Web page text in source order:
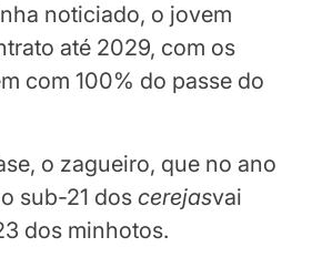
noticiado, o jovem
até 2029, com os
com 100% do passe do
o zagueiro, que no ano
sub-21 dos cerejasvai
dos minhotos.